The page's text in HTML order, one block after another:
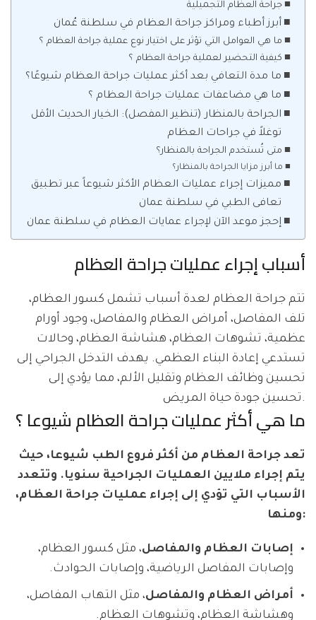
جراحة العظام التجميلية
أبرز أطباء ومراكز جراحة العظام في سلطنة عُمان
ما هي العوامل التي تؤثر على اختيار نوع عملية جراحة العظام ؟
كيفية التحضير لعملية جراحة العظام ؟
ما مدة التعافي بعد أكثر عمليات جراحة العظام شيوعًا؟
ما هي مضاعفات عمليات جراحة العظام ؟
الجراحة بالمنظار (تنظير المفصل): الخيار الحديث الأقل
توغلاً في جراحات العظام
متى تُستخدم الجراحة بالمنظار؟
ما أبرز مزايا الجراحة بالمنظار؟
مميزات إجراء عمليات العظام الأكثر شيوعاً عبر تطبيق
تعافى الطبي في سلطنة عمان
إحجز موعد الآن لإجراء عمايات العظام في سلطنة عمان
أسباب إجراء عمليات جراحة العظام
تتم جراحة العظام لعدة أسباب تشمل كسور العظام،
تلف المفاصل، أمراض العظام والمفاصل، وجود أورام
عظمية، تشوهات العظام، هشاشة العظام، وحالات
تستدعي إعادة البناء العظمي. يهدف التدخل الجراحي إلى
تحسين وظائف العظام وتقليل الألم، مما يؤدي إلى
تحسين جودة حياة المريض.
ما هي أكثر عمليات جراحة العظام شيوعا ؟
تعد جراحة العظام من أكثر فروع الطب شيوعا، حيث
يتم إجراء ملايين العمليات الجراحية سنويا. وتتعدد
الأسباب التي تؤدي إلى إجراء عمليات جراحة العظام،
ومنها:
إصابات العظام والمفاصل، مثل كسور العظام،
وإصابات المفاصل الرياضية، وإصابات الحوادث.
أمراض العظام والمفاصل، مثل التهاب المفاصل،
وهشاشة العظام، وتشوهات العظام.